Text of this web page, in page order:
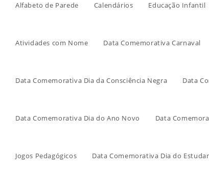
Alfabeto de Parede Calendários Educação Infantil
Atividades com Nome Data Comemorativa Carnaval
Data Comemorativa Dia da Consciência Negra Data
Data Comemorativa Dia do Ano Novo Data
Jogos Pedagógicos Data Comemorativa Dia do